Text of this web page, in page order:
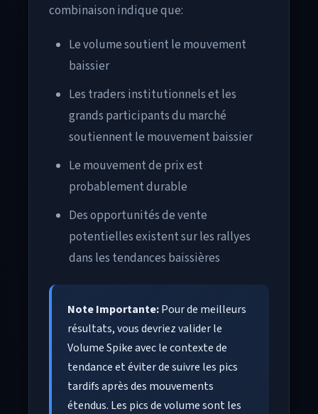
combinaison indique que:
Le volume soutient le mouvement
baissier
Les traders institutionnels et les
grands participants du marché
soutiennent le mouvement baissier
Le mouvement de prix est
probablement durable
Des opportunités de vente
potentielles existent sur les rallyes
dans les tendances baissières
Note Importante:Pour de meilleurs
résultats, vous devriez valider le
Volume Spike avec le contexte de
tendance et éviter de suivre les pics
tardifs après des mouvements
étendus. Les pics de volume sont les